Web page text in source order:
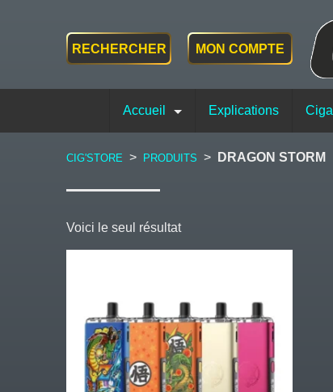
RECHERCHER MON COMPTE
Accueil Explications
CIG'STORE > PRODUITS > DRAGON STORM
Voici le seul résultat
variations.
options
peuvent